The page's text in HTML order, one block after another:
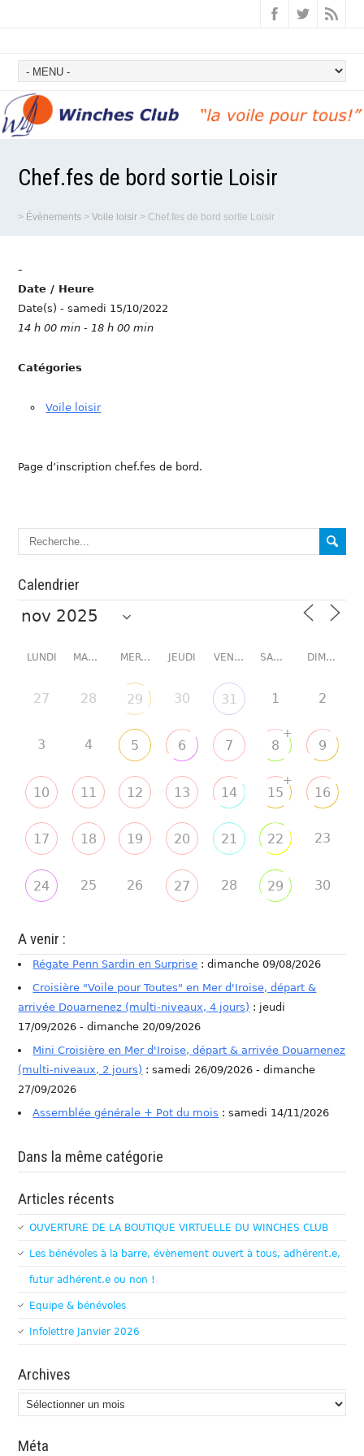
Chef.fes de bord sortie Loisir
> Évènements >Voile loisir > Chef.fes de bord sortie Loisir
-
Date / Heure
Date(s) - samedi 15/10/2022
14 h 00 min - 18 h 00 min
Catégories
Voile loisir
Page d’inscription chef.fes de bord.
Calendrier
LUNDI MARDI MERCREDI JEUDI VENDREDI SAMEDI DIMANCHE
27 28 29 30 31 1 2
3 4 5 6 7 8
+
9
10 11 12 13 14 15
+
16
17 18 19 20 21 22 23
24 25 26 27 28 29 30
A venir :
Régate Penn Sardin en Surprise : dimanche 09/08/2026
Croisière "Voile pour Toutes" en Mer d'Iroise, départ &
arrivée Douarnenez (multi-niveaux, 4 jours) : jeudi
17/09/2026 - dimanche 20/09/2026
Mini Croisière en Mer d'Iroise, départ & arrivée Douarnenez
(multi-niveaux, 2 jours) : samedi 26/09/2026 - dimanche
27/09/2026
Assemblée générale + Pot du mois : samedi 14/11/2026
Dans la même catégorie
Articles récents
OUVERTURE DE LA BOUTIQUE VIRTUELLE DU WINCHES CLUB
Les bénévoles à la barre, évènement ouvert à tous, adhérent.e,
futur adhérent.e ou non !
Equipe & bénévoles
Infolettre Janvier 2026
Archives
Archives
Méta